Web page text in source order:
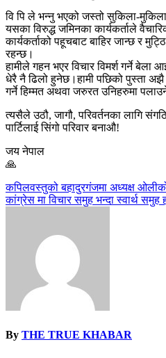
वि पि ले भन्नु भएको जस्तो सुकिला-
यसका विरुद्ध जमिनका कार्यकर्ताले
कार्यकर्ताको पहूचबाट बाहिर जान्छ र
रहन्छ।
हामीले गहन भएर विचार विमर्श गर्ने
धेरै नै ढिलो हुनेछ।हामी पछिको पुस्ता अझै
गर्ने हिम्मत अथवा जरुरत उनिहरुमा
त्यसैले उठौ, जागौ, परिवर्तनका लागि
पार्टिलाई सिंगो परिवार बनाऔ!
जय नेपाल
🙏
Post
navigation
कपिलवस्तुको बहादुरगंजमा अध्यक्ष
कांग्रेस मा विचार समुह भन्दा स्वार्थ समुह
By THE TRUE KHABAR